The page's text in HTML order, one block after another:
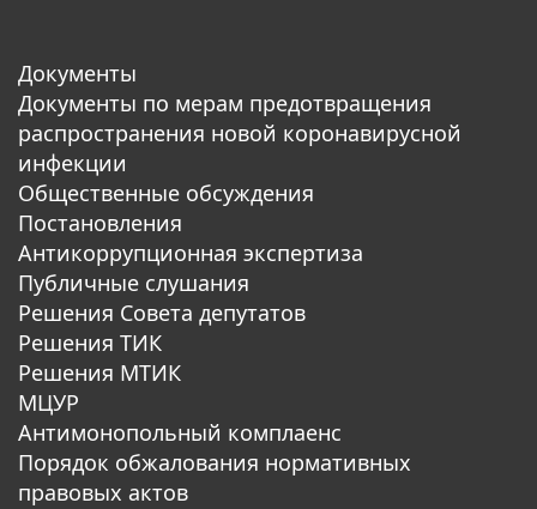
Документы
Документы по мерам предотвращения
распространения новой коронавирусной
инфекции
Общественные обсуждения
Постановления
Антикоррупционная экспертиза
Публичные слушания
Решения Совета депутатов
Решения ТИК
Решения МТИК
МЦУР
Антимонопольный комплаенс
Порядок обжалования нормативных
правовых актов